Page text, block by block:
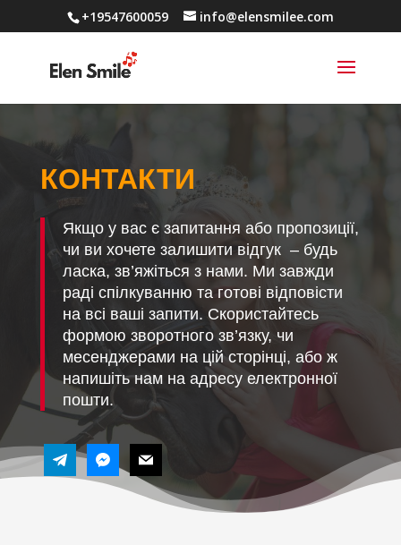
+19547600059 info@elensmilee.com
КОНТАКТИ
Якщо у вас є запитання або пропозиції,
чи ви хочете залишити відгук – будь
ласка, зв’яжіться з нами. Ми завжди
раді спілкуванню та готові відповісти
на всі ваші запити. Скористайтесь
формою зворотного зв’язку, чи
месенджерами на цій сторінці, або ж
напишіть нам на адресу електронної
пошти.